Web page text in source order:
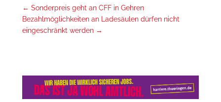
← Sonderpreis geht an CFF in Gehren
Bezahlmöglichkeiten an Ladesäulen dürfen nicht
eingeschränkt werden→